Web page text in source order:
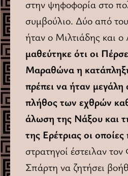
στην ψηφοφορία στο
συμβούλιο. Δύο από
ήταν ο Μιλτιάδης και ο
μαθεύτηκε ότι οι
Μαραθώνα η
πρέπει να ήταν
πλήθος των εχθρών
άλωση της Νάξου και
της Ερέτριας οι
στρατηγοί έστειλαν
Σπάρτη να ζητήσει